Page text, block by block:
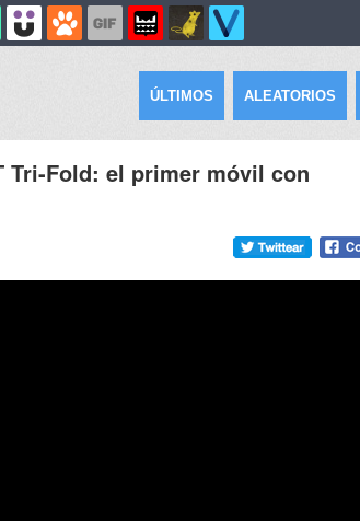
ÚLTIMOS ALEATORIOS
Tri-Fold: el primer móvil con